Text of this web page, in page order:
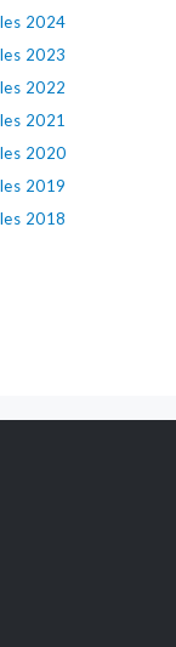
2024
2023
2022
2021
2020
2019
2018